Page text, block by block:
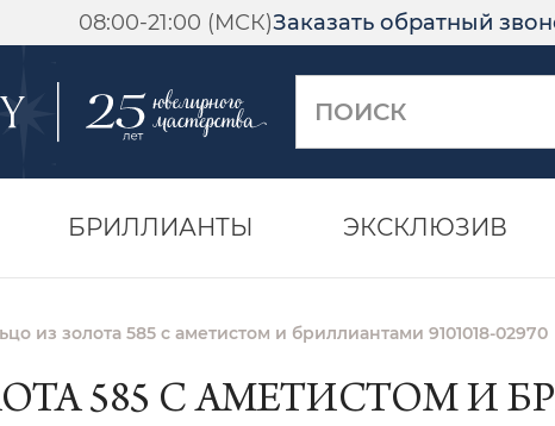
08:00-21:00 (МСК)Заказать обратный
БРИЛЛИАНТЫ ЭКСКЛЮЗИВ
из золота 585 с аметистом и бриллиантами 9101018-02970
585 С АМЕТИСТОМ И